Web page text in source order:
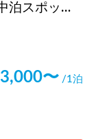
アウトドアひろば 梅松苑【車中泊スポット駐車場エリア🚐】
3,000〜 /1泊